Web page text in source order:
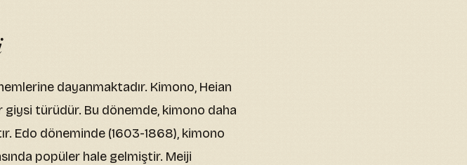
dayanmaktadır. Kimono, Heian
türüdür. Bu dönemde, kimono daha
Edo döneminde (1603-1868), kimono
popüler hale gelmiştir. Meiji